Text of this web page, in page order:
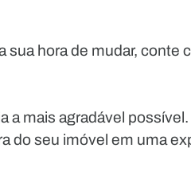
sua hora de mudar, conte
a mais agradável possível.
do seu imóvel em uma